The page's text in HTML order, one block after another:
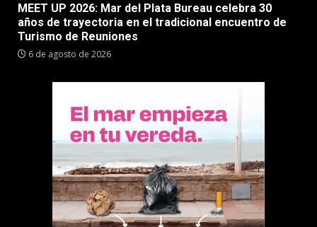
MEET UP 2026: Mar del Plata Bureau celebra 30
años de trayectoria en el tradicional encuentro de
Turismo de Reuniones
6 de agosto de 2026